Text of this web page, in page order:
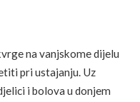
na vanjskome dijelu
pri ustajanju. Uz
i bolova u donjem